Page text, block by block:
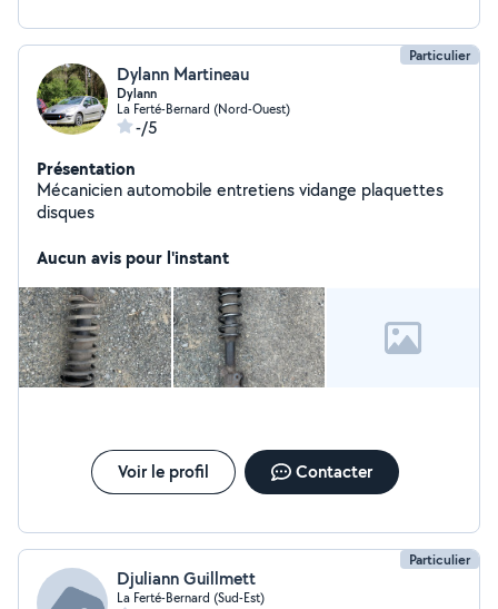
Particulier
Dylann Martineau
Dylann
La Ferté-Bernard (Nord-Ouest)
-/5
Présentation
Mécanicien automobile entretiens vidange plaquettes
disques
Aucun avis pour l'instant
Voir le profil Contacter
Particulier
Djuliann Guillmett
La Ferté-Bernard (Sud-Est)